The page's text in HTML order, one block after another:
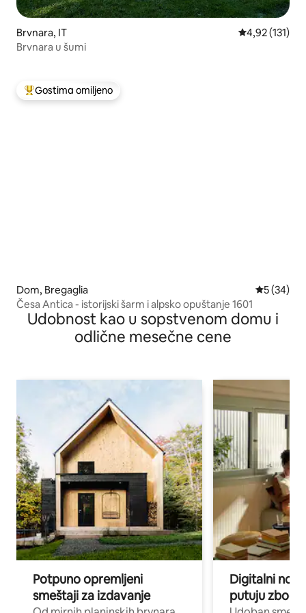
Brvnara, IT Prosečna
4,92 (131)
Brvnara u šumi
Najuspešniji među gostima omiljenim
Gostima omiljeno
Dom, Bregaglia Prosečna
5 (34)
Česa Antica - istorijski šarm i alpsko opuštanje 1601
Udobnost kao u sopstvenom domu i
odlične mesečne cene
Potpuno opremljeni
smeštaji za izdavanje
Digitalni
putuju zbog